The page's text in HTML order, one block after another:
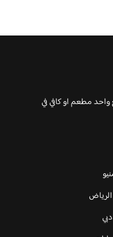
مطعم او كافي في